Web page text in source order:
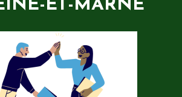
ET-MARNE